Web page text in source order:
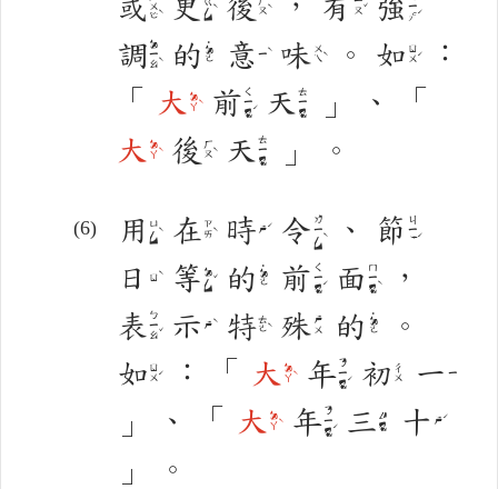
ㄍㄥˋ ㄏㄡˋ ㄧㄡˇ
調ㄉㄧㄠˋ 的 ㄉㄜ 意 ㄧˋ 味ㄨㄟˋ 。 如 ㄖㄨˊ
：
「
大 ㄉㄚˋ 前ㄑㄧㄢˊ 天 ㄊㄧㄢ 」 、
「
大 ㄉㄚˋ 後 ㄏㄡˋ 天 ㄊㄧㄢ 」 。
用 ㄩㄥˋ 在 ㄗㄞˋ 時 ㄕˊ 令ㄌㄧㄥˋ 、 節ㄐㄧㄝˊ
日 ㄖˋ 等 ㄉㄥˇ 的 ㄉㄜ 前ㄑㄧㄢˊ 面ㄇㄧㄢˋ
，
表ㄅㄧㄠˇ 示 ㄕˋ 特ㄊㄜˋ 殊ㄕㄨ 的 ㄉㄜ
。
如ㄖㄨˊ ： 「 大 ㄉㄚˋ 年ㄋㄧㄢˊ 初 ㄔㄨ 一 ㄧ
」 、 「 大 ㄉㄚˋ 年ㄋㄧㄢˊ 三ㄙㄢ 十 ㄕˊ
」 。